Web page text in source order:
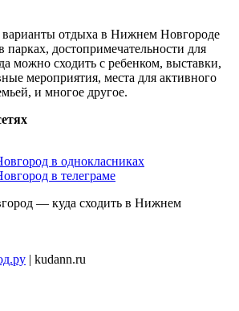
отдыха в Нижнем Новгороде
достопримечательности для
можно сходить с ребенком, выставки,
мероприятия, места для активного
и многое другое.
в однокласниках
в телеграме
— куда сходить в Нижнем
| kudann.ru